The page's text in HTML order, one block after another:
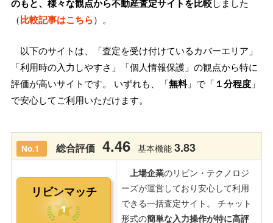
のもと、様々な観点から不動産査定サイトを比較しました
（比較記事はこちら）。
以下のサイトは、「査定を受け付けているカバーエリア」
「利用時の入力しやすさ」「個人情報保護」の観点から特に
評価が高いサイトです。 いずれも、「無料」で「 １分程度 」
で安心してご利用いただけます。